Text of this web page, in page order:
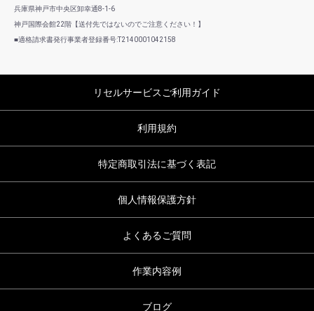
兵庫県神戸市中央区卸幸通8-1-6
神戸国際会館22階【送付先ではないのでご注意ください！】
■適格請求書発行事業者登録番号:T2140001042158
リセルサービスご利用ガイド
利用規約
特定商取引法に基づく表記
個人情報保護方針
よくあるご質問
作業内容例
ブログ